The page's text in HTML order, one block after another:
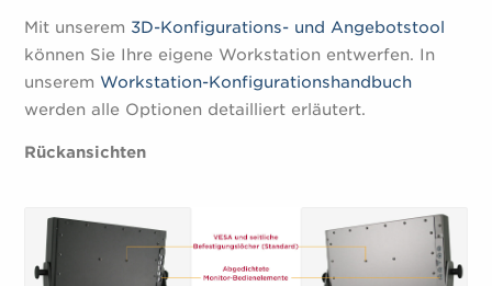
Mit unserem 3D-Konfigurations- und Angebotstool
können Sie Ihre eigene Workstation entwerfen. In
unseremWorkstation-Konfigurationshandbuch
werden alle Optionen detailliert erläutert.
Rückansichten